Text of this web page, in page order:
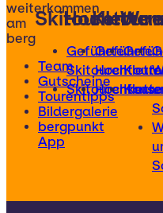
weiterkommen
am
berg
Team
Gutscheine
Tourentipps
Bildergalerie
bergpunkt
App
Skitouren
Geführte
Skitouren
Skitourenkurse
Geführte